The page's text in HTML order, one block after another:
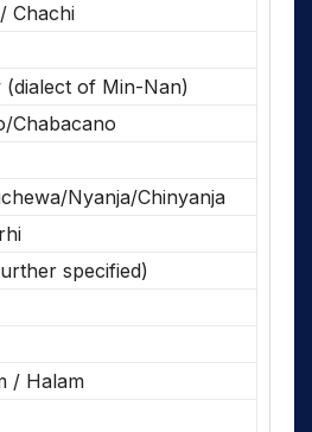
Chachi
(dialect of Min-Nan)
Chabacano
Nyanja/Chinyanja
specified)
/ Halam